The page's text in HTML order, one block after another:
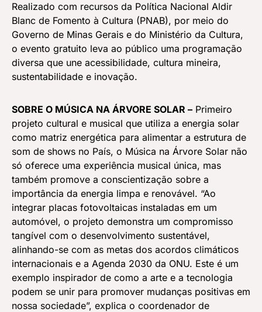
Realizado com recursos da Política Nacional Aldir
Blanc de Fomento à Cultura (PNAB), por meio do
Governo de Minas Gerais e do Ministério da Cultura,
o evento gratuito leva ao público uma programação
diversa que une acessibilidade, cultura mineira,
sustentabilidade e inovação.
SOBRE O MÚSICA NA ÁRVORE SOLAR – Primeiro
projeto cultural e musical que utiliza a energia solar
como matriz energética para alimentar a estrutura de
som de shows no País, o Música na Árvore Solar não
só oferece uma experiência musical única, mas
também promove a conscientização sobre a
importância da energia limpa e renovável. “Ao
integrar placas fotovoltaicas instaladas em um
automóvel, o projeto demonstra um compromisso
tangível com o desenvolvimento sustentável,
alinhando-se com as metas dos acordos climáticos
internacionais e a Agenda 2030 da ONU. Este é um
exemplo inspirador de como a arte e a tecnologia
podem se unir para promover mudanças positivas em
nossa sociedade”, explica o coordenador de